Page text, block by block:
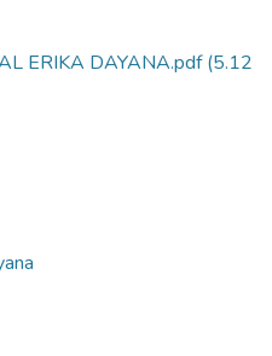
ERIKA DAYANA.pdf(5.12